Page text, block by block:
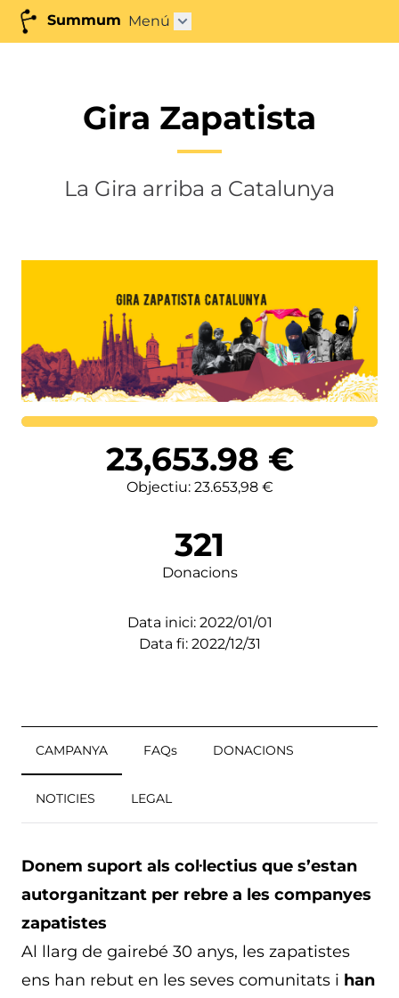
Summum Menú Obrir submenú"
Gira Zapatista
La Gira arriba a Catalunya
Lortutakoa
23,653.98 €
Objectiu: 23.653,98 €
321
Donacions
Data inici: 2022/01/01
Data fi: 2022/12/31
CAMPANYA FAQs DONACIONS
NOTICIES LEGAL
Donem suport als col·lectius que s’estan
autorganitzant per rebre a les companyes
zapatistes
Al llarg de gairebé 30 anys, les zapatistes
ens han rebut en les seves comunitats i han